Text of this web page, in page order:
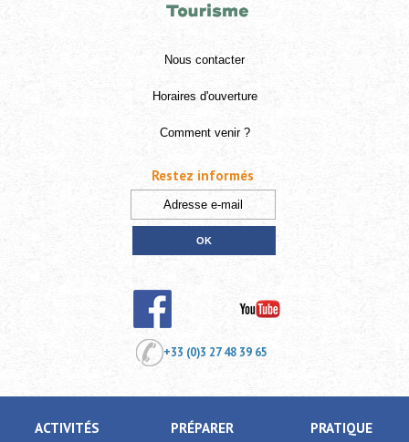
Nous contacter
Horaires d'ouverture
Comment venir ?
+33 (0)3 27 48 39 65
ACTIVITÉS PRÉPARER PRATIQUE
Restez informés